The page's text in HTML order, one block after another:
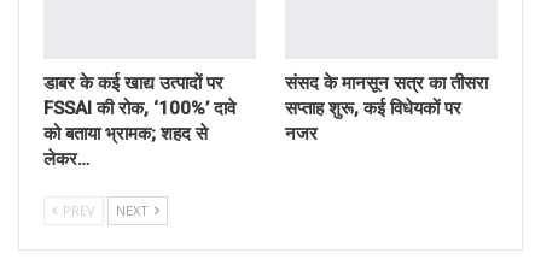
डाबर के कई खाद्य उत्पादों पर
FSSAI की रोक, ‘100%’ दावे
को बताया भ्रामक; शहद से
लेकर…
संसद के मानसून सत्र का तीसरा
सप्ताह शुरू, कई विधेयकों पर
नजर
PREV NEXT